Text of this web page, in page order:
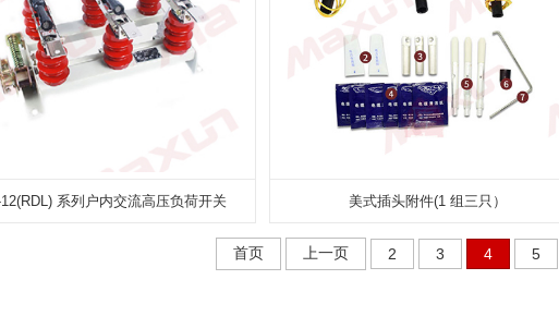
系列户内交流高压负荷开关 美式插头附件(1 组三只）
首页 上一页 2 3 4 5